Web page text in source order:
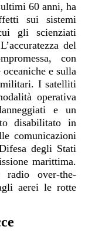
60 anni, ha
sui sistemi
gli scienziati
del
con
e sulla
militari. I satelliti
operativa
e un
disabilitato in
comunicazioni
degli Stati
marittima.
radio over-the-
aerei le rotte